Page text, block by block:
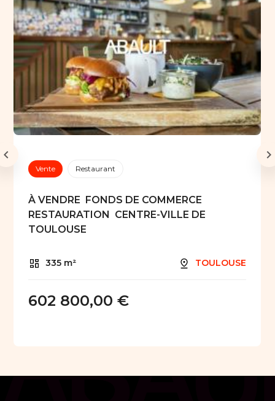
Vente Restaurant
À VENDRE  FONDS DE COMMERCE
RESTAURATION  CENTRE-VILLE DE
TOULOUSE
335 m² TOULOUSE
602 800,00 €